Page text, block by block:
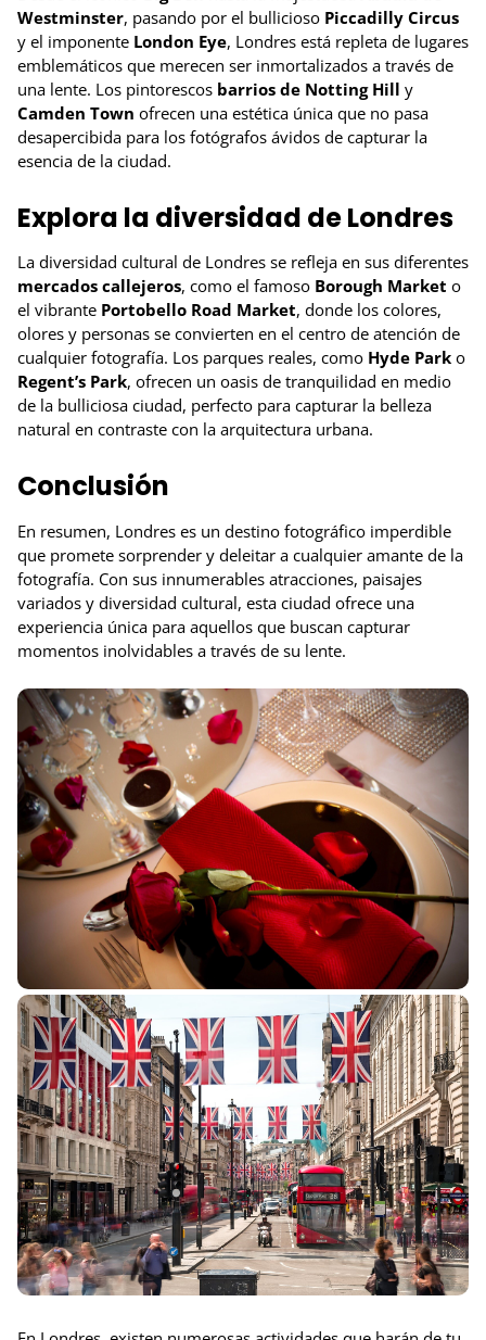
Westminster, pasando por el bullicioso Piccadilly Circus
y el imponente London Eye, Londres está repleta de lugares
emblemáticos que merecen ser inmortalizados a través de
una lente. Los pintorescos barrios de Notting Hill y
Camden Town ofrecen una estética única que no pasa
desapercibida para los fotógrafos ávidos de capturar la
esencia de la ciudad.
Explora la diversidad de Londres
La diversidad cultural de Londres se refleja en sus diferentes
mercados callejeros, como el famoso Borough Market o
el vibrante Portobello Road Market, donde los colores,
olores y personas se convierten en el centro de atención de
cualquier fotografía. Los parques reales, como Hyde Park o
Regent’s Park, ofrecen un oasis de tranquilidad en medio
de la bulliciosa ciudad, perfecto para capturar la belleza
natural en contraste con la arquitectura urbana.
Conclusión
En resumen, Londres es un destino fotográfico imperdible
que promete sorprender y deleitar a cualquier amante de la
fotografía. Con sus innumerables atracciones, paisajes
variados y diversidad cultural, esta ciudad ofrece una
experiencia única para aquellos que buscan capturar
momentos inolvidables a través de su lente.